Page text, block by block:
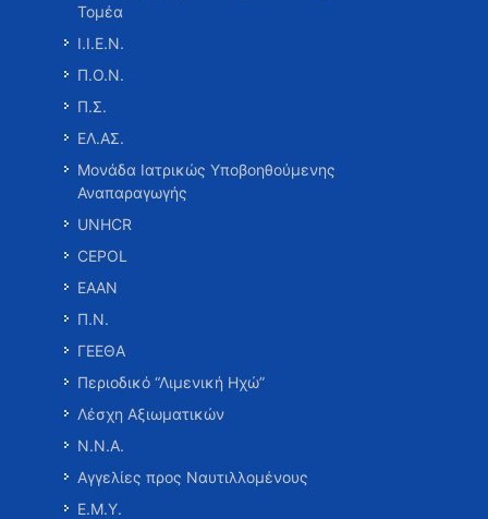
Τομέα
Ι.Ι.Ε.Ν.
Π.Ο.Ν.
Π.Σ.
ΕΛ.ΑΣ.
Μονάδα Ιατρικώς Υποβοηθούμενης
Αναπαραγωγής
UNHCR
CEPOL
ΕΑΑΝ
Π.Ν.
ΓΕΕΘΑ
Περιοδικό “Λιμενική Ηχώ”
Λέσχη Αξιωματικών
Ν.Ν.Α.
Αγγελίες προς Ναυτιλλομένους
Ε.Μ.Υ.